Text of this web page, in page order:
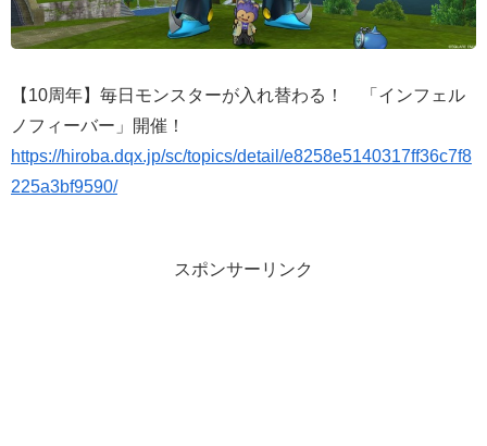
【10周年】毎日モンスターが入れ替わる！ 「インフェル
ノフィーバー」開催！
https://hiroba.dqx.jp/sc/topics/detail/e8258e5140317ff36c7f8
225a3bf9590/
スポンサーリンク